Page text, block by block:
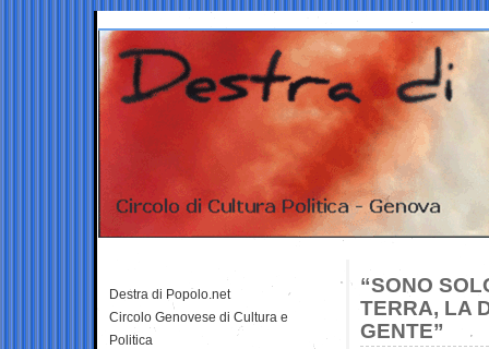
“SONO
TERRA, LA
GENTE”
Destra di Popolo.net
Circolo Genovese di Cultura e
Politica